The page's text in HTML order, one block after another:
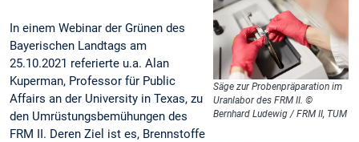
Säge zur Probenpräparation im
Uranlabor des FRM II. ©
Bernhard Ludewig / FRM II, TUM
In einem Webinar der Grünen des
Bayerischen Landtags am
25.10.2021 referierte u.a. Alan
Kuperman, Professor für Public
Affairs an der University in Texas, zu
den Umrüstungsbemühungen des
FRM II. Deren Ziel ist es, Brennstoffe